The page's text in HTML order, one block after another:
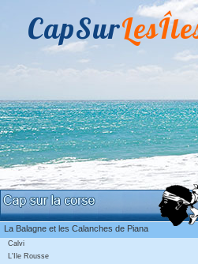
CapSur
La Balagne et les Calanches de Piana
Calvi
L'Ile Rousse